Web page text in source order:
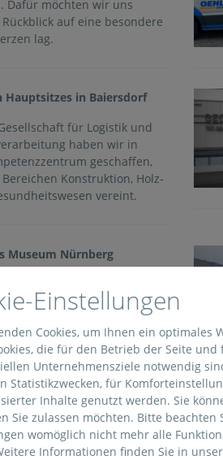
Dafür möchten wir uns
auf eine besondere
lag.
Hauptsitzes in Baiersdorf
für Logistik und
haben wir in
geschaffen,
Konstruktion, Holz-
vereint.
Museum Nürnberg
des Deutschen Museums in
Jahr 2023!
Einstellungen
Cookies, um Ihnen ein optimales
die für den Betrieb der Seite
Unternehmensziele notwendig
Statistikzwecken, für
Inhalte genutzt werden. Sie
Sie zulassen möchten. Bitte beachten
womöglich nicht mehr alle
Informationen finden Sie in